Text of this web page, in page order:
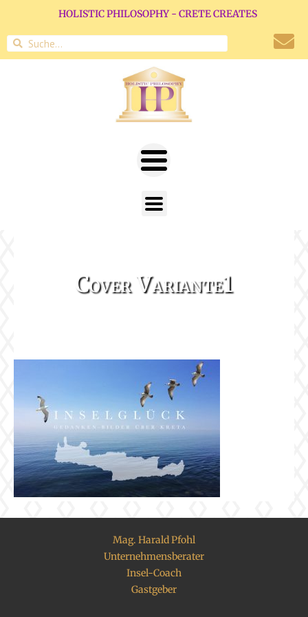
HOLISTIC PHILOSOPHY - CRETE CREATES
Cover Variante1
Mag. Harald Pfohl
Unternehmensberater
Insel-Coach
Gastgeber